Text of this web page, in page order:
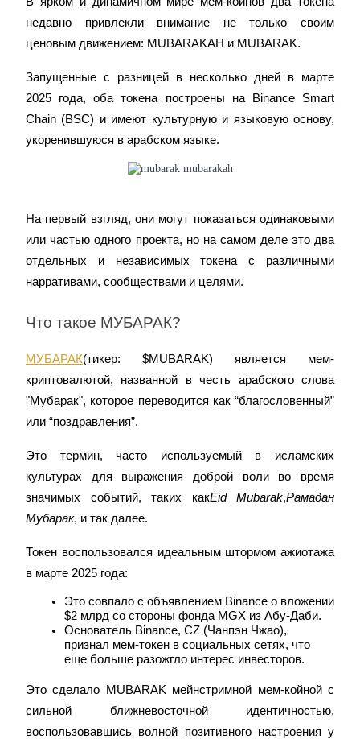
награда
недавно привлекли внимание не только своим
ценовым движением: MUBARAKAH и MUBARAK.
Запущенные с разницей в несколько дней в марте
2025 года, оба токена построены на Binance Smart
Chain (BSC) и имеют культурную и языковую основу,
укоренившуюся в арабском языке.
На первый взгляд, они могут показаться одинаковыми
или частью одного проекта, но на самом деле это два
отдельных и независимых токена с различными
нарративами, сообществами и целями.
Что такое МУБАРАК?
МУБАРАК(тикер: $MUBARAK) является мем-
криптовалютой, названной в честь арабского слова
"Мубарак", которое переводится как “благословенный”
или “поздравления”.
Это термин, часто используемый в исламских
культурах для выражения доброй воли во время
значимых событий, таких какEid Mubarak,Рамадан
Мубарак, и так далее.
Токен воспользовался идеальным штормом ажиотажа
в марте 2025 года:
Это совпало с объявлением Binance о вложении
$2 млрд со стороны фонда MGX из Абу-Даби.
Основатель Binance, CZ (Чанпэн Чжао),
признал мем-токен в социальных сетях, что
еще больше разожгло интерес инвесторов.
Это сделало MUBARAK мейнстримной мем-койной с
сильной ближневосточной идентичностью,
воспользовавшись волной позитивного настроения у